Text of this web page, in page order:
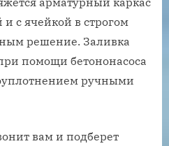
с ячейкой в строгом
решение. Заливка
помощи бетононасоса
ручными
вам и подберет